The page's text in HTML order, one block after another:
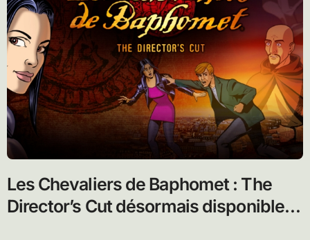
Les Chevaliers de Baphomet : The
Director’s Cut désormais disponible